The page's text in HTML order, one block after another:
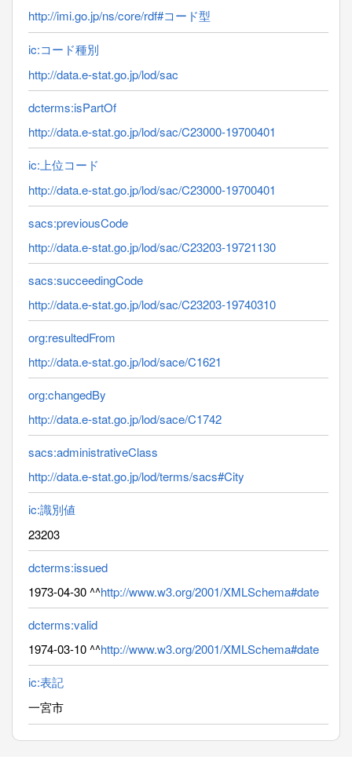
http://imi.go.jp/ns/core/rdf#コード型
ic:コード種別
http://data.e-stat.go.jp/lod/sac
dcterms:isPartOf
http://data.e-stat.go.jp/lod/sac/C23000-19700401
ic:上位コード
http://data.e-stat.go.jp/lod/sac/C23000-19700401
sacs:previousCode
http://data.e-stat.go.jp/lod/sac/C23203-19721130
sacs:succeedingCode
http://data.e-stat.go.jp/lod/sac/C23203-19740310
org:resultedFrom
http://data.e-stat.go.jp/lod/sace/C1621
org:changedBy
http://data.e-stat.go.jp/lod/sace/C1742
sacs:administrativeClass
http://data.e-stat.go.jp/lod/terms/sacs#City
ic:識別値
23203
dcterms:issued
1973-04-30 ^^http://www.w3.org/2001/XMLSchema#date
dcterms:valid
1974-03-10 ^^http://www.w3.org/2001/XMLSchema#date
ic:表記
一宮市